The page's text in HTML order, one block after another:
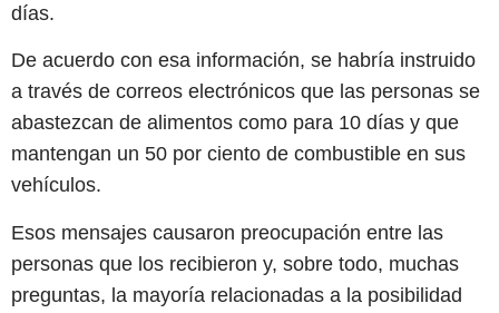
días.
De acuerdo con esa información, se habría instruido
a través de correos electrónicos que las personas se
abastezcan de alimentos como para 10 días y que
mantengan un 50 por ciento de combustible en sus
vehículos.
Esos mensajes causaron preocupación entre las
personas que los recibieron y, sobre todo, muchas
preguntas, la mayoría relacionadas a la posibilidad